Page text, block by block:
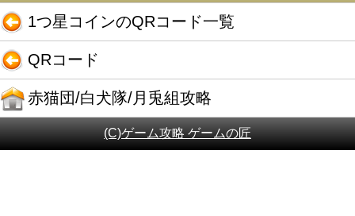
1つ星コインのQRコード一覧
QRコード
赤猫団/白犬隊/月兎組攻略
(C)ゲーム攻略 ゲームの匠